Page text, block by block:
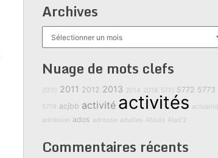
Archives
Nuage de mots clefs
2010 2011 2012 2013 2014 2018 5711 5772 5773
5774 acjbb activité activités actualité
adhésion ados adresse adultes Afoula Alad'2
Commentaires récents